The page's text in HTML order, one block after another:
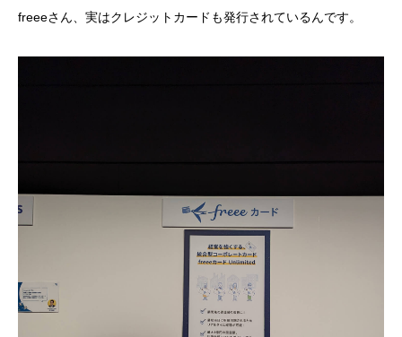
freeeさん、実はクレジットカードも発行されているんです。